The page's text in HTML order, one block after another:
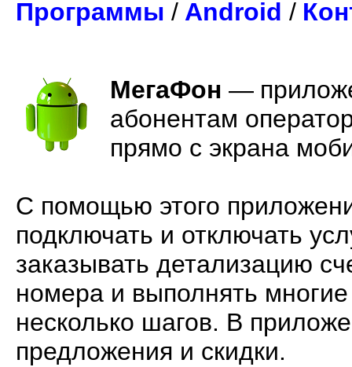
Программы / Android /
МегаФон —
абонентам
прямо с экрана
С помощью этого
подключать и отключать
заказывать детализацию
номера и выполнять многие
несколько шагов. В
предложения и скидки.